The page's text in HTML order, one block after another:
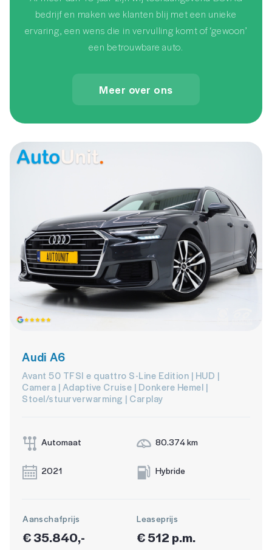
bedrijf en maken we klanten blij met een unieke
ervaring, een wens die in vervulling komt of ‘gewoon’
een betrouwbare auto.
Meer over ons
Audi A6
Avant 50 TFSI e quattro S-Line Edition | HUD |
Camera | Adaptive Cruise | Donkere Hemel |
Stoel/stuurverwarming | Carplay
Automaat 80.374 km
2021 Hybride
Aanschafprijs
€ 35.840,-
Leaseprijs
€ 512 p.m.